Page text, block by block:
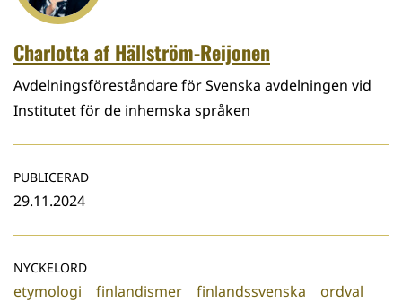
Charlotta af Hällström-Reijonen
Avdelningsföreståndare för Svenska avdelningen vid
Institutet för de inhemska språken
PUBLICERAD
29.11.2024
NYCKELORD
etymologi finlandismer finlandssvenska ordval